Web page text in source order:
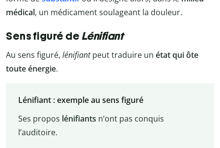
médical, un médicament soulageant la douleur.
Sens figuré deLénifiant
Au sens figuré, lénifiantpeut traduire un état qui ôte
toute énergie.
Lénifiant : exemple au sens figuré
Ses propos lénifiants n’ont pas conquis
l’auditoire.